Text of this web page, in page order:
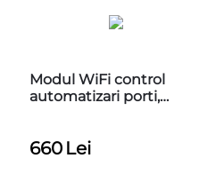
Modul WiFi control
automatizari porti,
660 Lei